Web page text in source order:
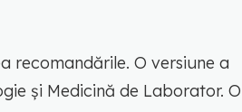
recomandările. O versiune a
și Medicină de Laborator. O